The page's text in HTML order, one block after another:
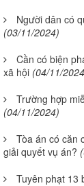
Người dân có
(03/11/2024)
Cần có biện
xã hội (04/11/
Trường hợp
(04/11/2024)
Tòa án có căn
giải quyết vụ án?
Tuyên phạt 13